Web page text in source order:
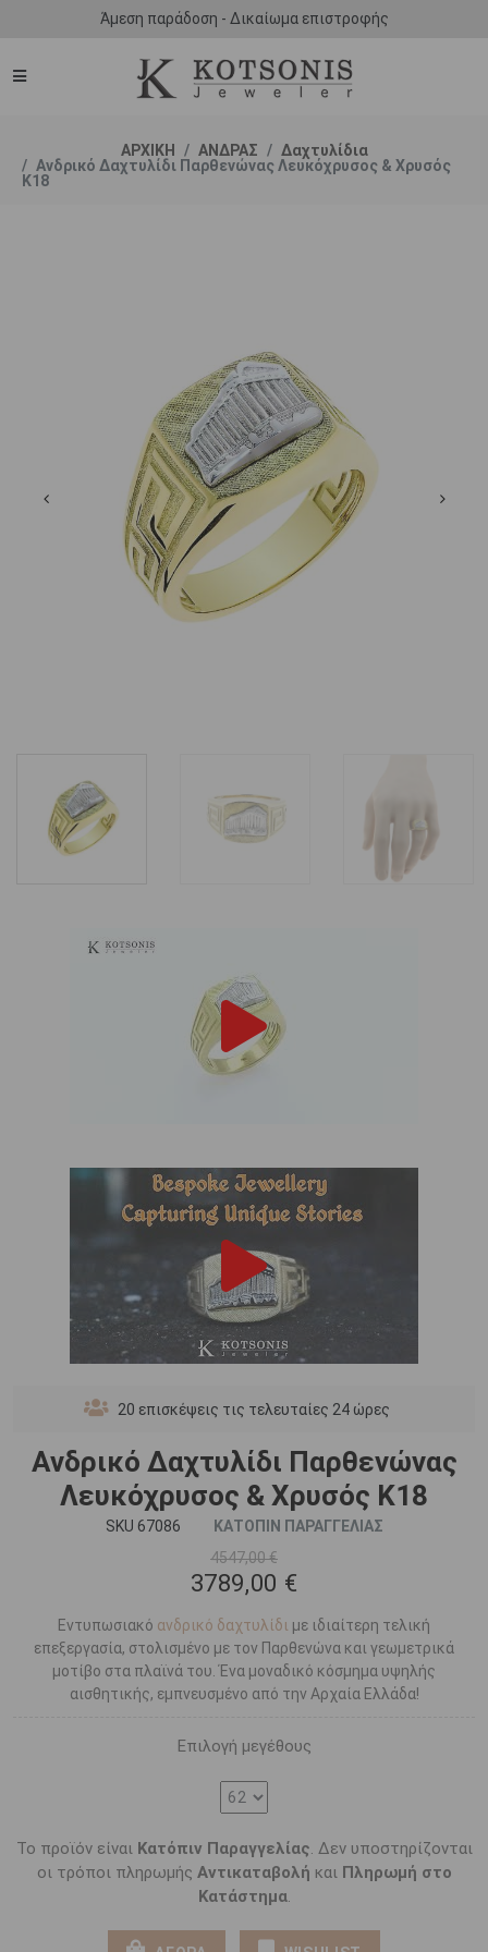
Άμεση παράδοση - Δικαίωμα επιστροφής
ΑΡΧΙΚΗ ΑΝΔΡΑΣ
Δαχτυλίδια
Ανδρικό Δαχτυλίδι Παρθενώνας Λευκόχρυσος & Χρυσός
Κ18
20 επισκέψεις τις τελευταίες 24 ώρες
Ανδρικό Δαχτυλίδι Παρθενώνας
Λευκόχρυσος & Χρυσός Κ18
SKU 67086
ΚΑΤΟΠΙΝ ΠΑΡΑΓΓΕΛΙΑΣ
4547,00 €
3789,00 €
Εντυπωσιακό ανδρικό δαχτυλίδι με ιδιαίτερη τελική
επεξεργασία, στολισμένο με τον Παρθενώνα και γεωμετρικά
μοτίβο στα πλαϊνά του. Ένα μοναδικό κόσμημα υψηλής
αισθητικής, εμπνευσμένο από την Αρχαία Ελλάδα!
Επιλογή μεγέθους
Το προϊόν είναι Κατόπιν Παραγγελίας. Δεν υποστηρίζονται
οι τρόποι πληρωμής Αντικαταβολή και Πληρωμή στο
Κατάστημα.